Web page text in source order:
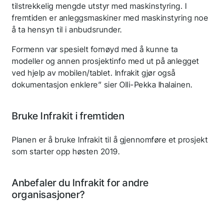
tilstrekkelig mengde utstyr med maskinstyring. I
fremtiden er anleggsmaskiner med maskinstyring noe
å ta hensyn til i anbudsrunder.
Formenn var spesielt fornøyd med å kunne ta
modeller og annen prosjektinfo med ut på anlegget
ved hjelp av mobilen/tablet. Infrakit gjør også
dokumentasjon enklere” sier Olli-Pekka Ihalainen.
Bruke Infrakit i fremtiden
Planen er å bruke Infrakit til å gjennomføre et prosjekt
som starter opp høsten 2019.
Anbefaler du Infrakit for andre
organisasjoner?